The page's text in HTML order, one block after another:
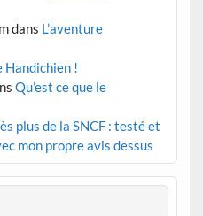
dans L’aventure
Handichien !
Qu’est ce que le
plus de la SNCF : testé et
mon propre avis dessus